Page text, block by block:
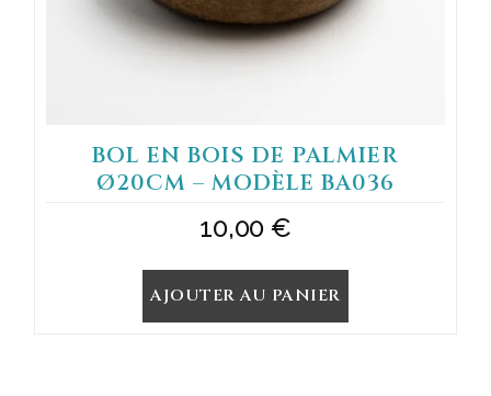
BOL EN BOIS DE PALMIER
Ø20CM – MODÈLE BA036
10,00 €
AJOUTER AU PANIER